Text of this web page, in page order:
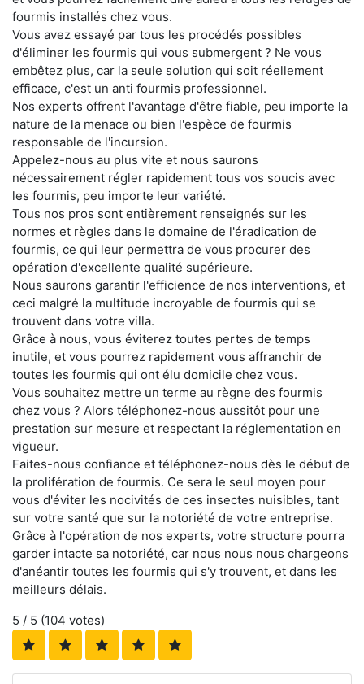
fourmis installés chez vous.
Vous avez essayé par tous les procédés possibles
d'éliminer les fourmis qui vous submergent ? Ne vous
embêtez plus, car la seule solution qui soit réellement
efficace, c'est un anti fourmis professionnel.
Nos experts offrent l'avantage d'être fiable, peu importe la
nature de la menace ou bien l'espèce de fourmis
responsable de l'incursion.
Appelez-nous au plus vite et nous saurons
nécessairement régler rapidement tous vos soucis avec
les fourmis, peu importe leur variété.
Tous nos pros sont entièrement renseignés sur les
normes et règles dans le domaine de l'éradication de
fourmis, ce qui leur permettra de vous procurer des
opération d'excellente qualité supérieure.
Nous saurons garantir l'efficience de nos interventions, et
ceci malgré la multitude incroyable de fourmis qui se
trouvent dans votre villa.
Grâce à nous, vous éviterez toutes pertes de temps
inutile, et vous pourrez rapidement vous affranchir de
toutes les fourmis qui ont élu domicile chez vous.
Vous souhaitez mettre un terme au règne des fourmis
chez vous ? Alors téléphonez-nous aussitôt pour une
prestation sur mesure et respectant la réglementation en
vigueur.
Faites-nous confiance et téléphonez-nous dès le début de
la prolifération de fourmis. Ce sera le seul moyen pour
vous d'éviter les nocivités de ces insectes nuisibles, tant
sur votre santé que sur la notoriété de votre entreprise.
Grâce à l'opération de nos experts, votre structure pourra
garder intacte sa notoriété, car nous nous nous chargeons
d'anéantir toutes les fourmis qui s'y trouvent, et dans les
meilleurs délais.
5 / 5 (104 votes)